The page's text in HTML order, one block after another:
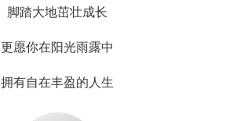
脚踏大地茁壮成长
更愿你在阳光雨露中
拥有自在丰盈的人生